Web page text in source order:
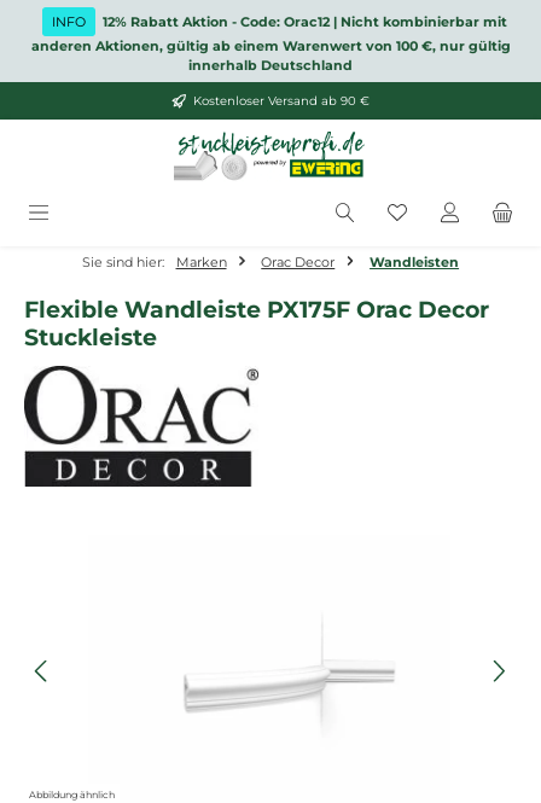
Zum Hauptinhalt springen
INFO
12% Rabatt Aktion - Code: Orac12 | Nicht kombinierbar mit
anderen Aktionen, gültig ab einem Warenwert von 100 €, nur gültig
innerhalb Deutschland
Kostenloser Versand ab 90 €
Du hast 0
Sie sind hier: Marken Orac Decor Wandleisten
Flexible Wandleiste PX175F Orac Decor
Stuckleiste
Abbildung ähnlich